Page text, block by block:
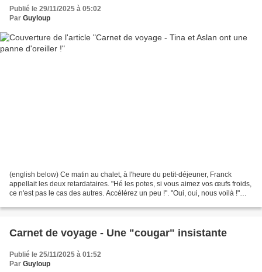
Publié le 29/11/2025 à 05:02
Par Guyloup
(english below) Ce matin au chalet, à l'heure du petit-déjeuner, Franck
appellait les deux retardataires. "Hé les potes, si vous aimez vos œufs froids,
ce n'est pas le cas des autres. Accélérez un peu !". "Oui, oui, nous voilà !"
Carnet de voyage - Une "cougar" insistante
Publié le 25/11/2025 à 01:52
Par Guyloup